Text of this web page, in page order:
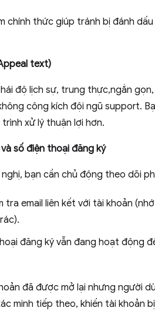
chính thức giúp tránh bị đánh dấu
text)
độ lịch sự, trung thực,ngắn
công kích đội ngũ support.
xử lý thuận lợi hơn.
số điện thoại đăng ký
bạn cần chủ động theo dõi
tra email liên kết với tài khoản
đăng ký vẫn đang hoạt động
đã được mở lại nhưng người
minh tiếp theo, khiến tài khoản